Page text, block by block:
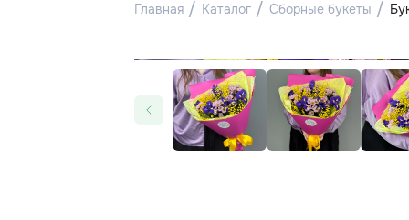
Главная Каталог Сборные букеты